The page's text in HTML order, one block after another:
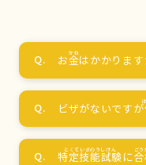
お金はかかります
ビザがないですが
特定技能試験に